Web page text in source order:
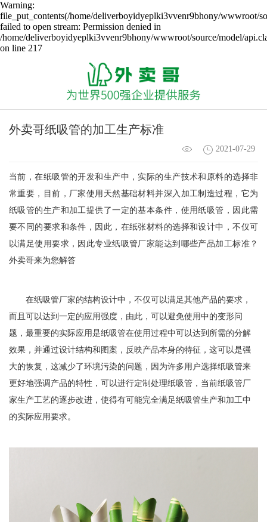
Warning:
file_put_contents(/home/deliverboyidyeplki3vvenr9bhony/wwwroot/
failed to open stream: Permission denied in
/home/deliverboyidyeplki3vvenr9bhony/wwwroot/source/model/
on line 217
外卖哥纸吸管的加工生产标准
2021-07-29
当前，在纸吸管的开发和生产中，实际的生产技术和原料的选择非
常重要，目前，厂家使用天然基础材料并深入加工制造过程，它为
纸吸管的生产和加工提供了一定的基本条件，使用纸吸管，因此需
要不同的要求和条件，因此，在纸张材料的选择和设计中，不仅可
以满足使用要求，因此专业纸吸管厂家能达到哪些产品加工标准？
外卖哥来为您解答
在纸吸管厂家的结构设计中，不仅可以满足其他产品的要求，
而且可以达到一定的应用强度，由此，可以避免使用中的变形问
题，最重要的实际应用是纸吸管在使用过程中可以达到所需的分解
效果，并通过设计结构和图案，反映产品本身的特征，这可以是强
大的恢复，这减少了环境污染的问题，因为许多用户选择纸吸管来
更好地强调产品的特性，可以进行定制处理纸吸管，当前纸吸管厂
家生产工艺的逐步改进，使得有可能完全满足纸吸管生产和加工中
的实际应用要求。